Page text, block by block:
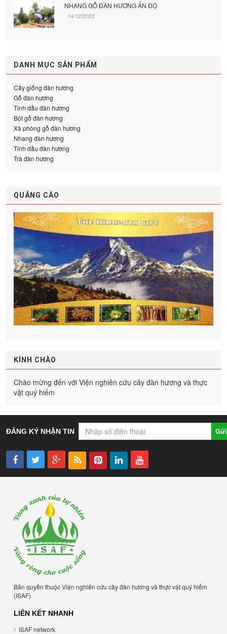
NHANG GỖ ĐÀN HƯƠNG ẤN ĐỘ
14/12/2022
DANH MỤC SẢN PHẨM
Cây giống đàn hương
Gỗ đàn hương
Tinh dầu đàn hương
Bột gỗ đàn hương
Xà phòng gỗ đàn hương
Nhang đàn hương
Tinh dầu đàn hương
Trà đàn hương
QUẢNG CÁO
KÍNH CHÀO
Chào mừng đến với Viện nghiên cứu cây đàn hương và thực
vật quý hiếm
ĐĂNG KÝ NHẬN TIN Gửi
Bản quyền thuộc Viện nghiên cứu cây đàn hương và thực vật quý hiếm
(ISAF)
LIÊN KẾT NHANH
ISAF network